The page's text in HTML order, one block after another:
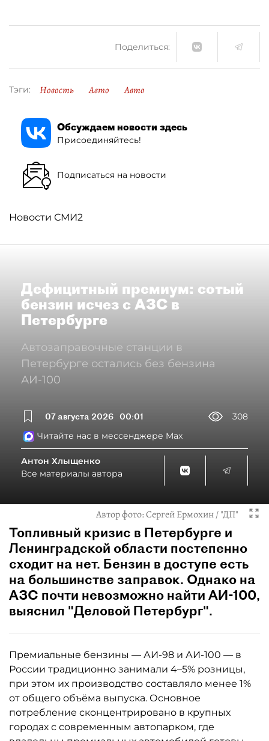
Поделиться:
Тэги: Новость Авто Авто
Обсуждаем новости здесь
Присоединяйтесь!
Подписаться на новости
Новости СМИ2
Дефицитный премиум: сотый
бензин исчез с АЗС в
Петербурге
Автозаправочные станции в
Петербурге остались без бензина
АИ-100
07 августа 2026 00:01
308
Читайте нас в мессенджере Max
Антон Хлыщенко
Все материалы автора
Автор фото:Сергей Ермохин / "ДП"
Топливный кризис в Петербурге и
Ленинградской области постепенно
сходит на нет. Бензин в доступе есть
на большинстве заправок. Однако на
АЗС почти невозможно найти АИ-100,
выяснил "Деловой Петербург".
Премиальные бензины — АИ-98 и АИ-100 — в
России традиционно занимали 4–5% розницы,
при этом их производство составляло менее 1%
от общего объёма выпуска. Основное
потребление сконцентрировано в крупных
городах с современным автопарком, где